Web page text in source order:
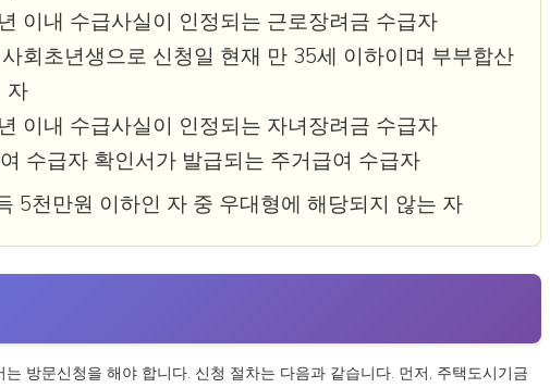
이내 수급사실이 인정되는 근로장려금 수급자
회초년생으로 신청일 현재 만 35세 이하이며 부부합산
자
이내 수급사실이 인정되는 자녀장려금 수급자
수급자 확인서가 발급되는 주거급여 수급자
5천만원 이하인 자 중 우대형에 해당되지 않는 자
방문신청을 해야 합니다. 신청 절차는 다음과 같습니다. 먼저, 주택도시기금